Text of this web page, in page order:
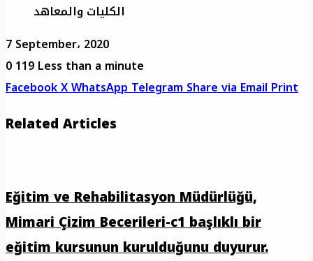
الكليات والمعاهد
7 September، 2020
0119Less than a minute
FacebookXWhatsAppTelegramShare via EmailPrint
Related Articles
Eğitim ve Rehabilitasyon Müdürlüğü,
Mimari Çizim Becerileri-c1 başlıklı bir
eğitim kursunun kurulduğunu duyurur.